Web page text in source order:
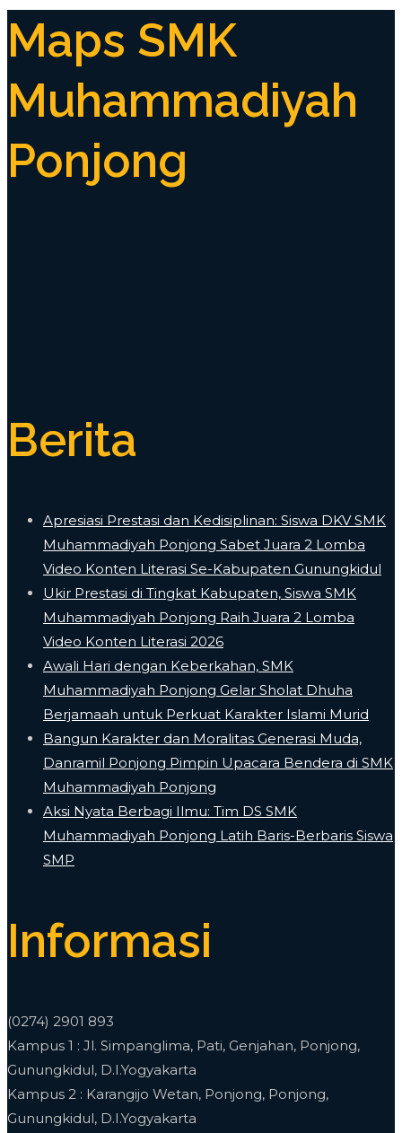
Maps SMK
Muhammadiyah
Ponjong
Berita
Apresiasi Prestasi dan Kedisiplinan: Siswa DKV SMK
Muhammadiyah Ponjong Sabet Juara 2 Lomba
Video Konten Literasi Se-Kabupaten Gunungkidul
Ukir Prestasi di Tingkat Kabupaten, Siswa SMK
Muhammadiyah Ponjong Raih Juara 2 Lomba
Video Konten Literasi 2026
Awali Hari dengan Keberkahan, SMK
Muhammadiyah Ponjong Gelar Sholat Dhuha
Berjamaah untuk Perkuat Karakter Islami Murid
Bangun Karakter dan Moralitas Generasi Muda,
Danramil Ponjong Pimpin Upacara Bendera di SMK
Muhammadiyah Ponjong
​Aksi Nyata Berbagi Ilmu: Tim DS SMK
Muhammadiyah Ponjong Latih Baris-Berbaris Siswa
SMP
Informasi
(0274) 2901 893
Kampus 1 : Jl. Simpanglima, Pati, Genjahan, Ponjong,
Gunungkidul, D.I.Yogyakarta
Kampus 2 : Karangijo Wetan, Ponjong, Ponjong,
Gunungkidul, D.I.Yogyakarta